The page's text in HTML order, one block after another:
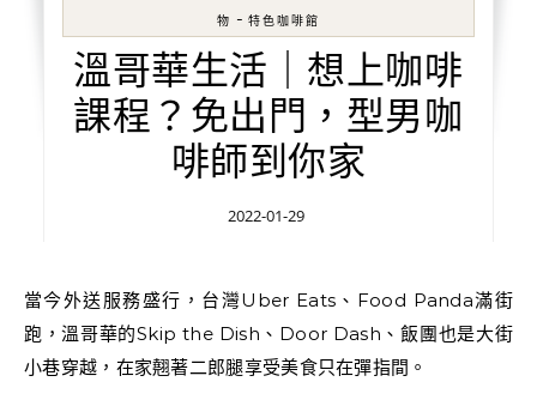
物 - 特色咖啡館
溫哥華生活｜想上咖啡
課程？免出門，型男咖
啡師到你家
2022-01-29
當今外送服務盛行，台灣Uber Eats、Food Panda滿街
跑，溫哥華的Skip the Dish、Door Dash、飯團也是大街
小巷穿越，在家翹著二郎腿享受美食只在彈指間。